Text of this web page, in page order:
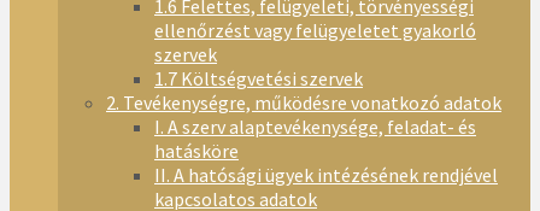
1.6 Felettes, felügyeleti, törvényességi
ellenőrzést vagy felügyeletet gyakorló
szervek
1.7 Költségvetési szervek
2. Tevékenységre, működésre vonatkozó adatok
I. A szerv alaptevékenysége, feladat- és
hatásköre
II. A hatósági ügyek intézésének rendjével
kapcsolatos adatok